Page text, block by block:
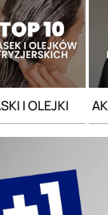
I OLEJKI